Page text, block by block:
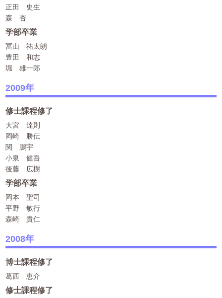
正田 史生
森 杏
学部卒業
冨山 祐太朗
豊田 和志
堀 雄一郎
2009年
修士課程修了
大宮 達則
岡崎 勝伝
関 鵬宇
小泉 健吾
後藤 広樹
学部卒業
岡本 聖司
平野 敏行
森崎 貴仁
2008年
博士課程修了
葛西 恵介
修士課程修了